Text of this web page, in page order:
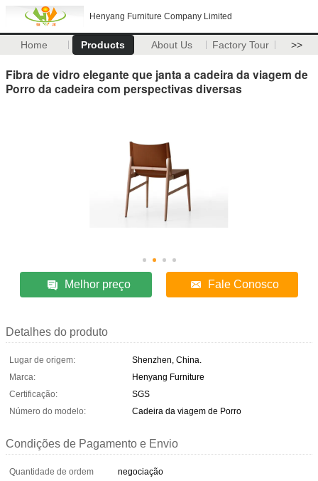
Henyang Furniture Company Limited
Home Products About Us Factory Tour >>
Fibra de vidro elegante que janta a cadeira da viagem de
Porro da cadeira com perspectivas diversas
Melhor preço Fale Conosco
Detalhes do produto
Lugar de origem:
Shenzhen, China.
Marca:
Henyang Furniture
Certificação:
SGS
Número do modelo:
Cadeira da viagem de Porro
Condições de Pagamento e Envio
Quantidade de ordem
negociação